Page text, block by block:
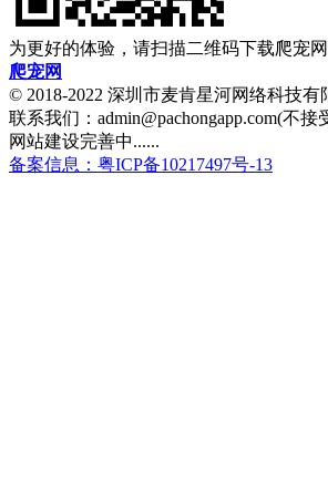
为更好的体验，请扫描二维码下载爬宠
爬宠网
© 2018-2022 深圳市麦肯星河网络科技有
联系我们：admin@pachongapp.com(不
网站建设完善中......
备案信息：粤ICP备10217497号-13